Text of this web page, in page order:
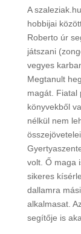
A
hobbijai
Roberto úr
játszani
vegyes
Megtanult
magát. Fiatal
könyvekből
nélkül nem
volt. Ő maga
sikeres
dallamra
alkalmasat.
segítője is